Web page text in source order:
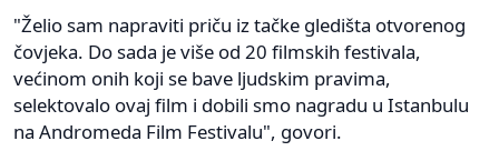
"Želio sam napraviti priču iz tačke gledišta otvorenog
čovjeka. Do sada je više od 20 filmskih festivala,
većinom onih koji se bave ljudskim pravima,
selektovalo ovaj film i dobili smo nagradu u Istanbulu
na Andromeda Film Festivalu", govori.